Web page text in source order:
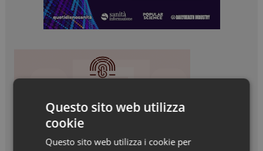
Questo sito web utilizza
cookie
Questo sito web utilizza i cookie per